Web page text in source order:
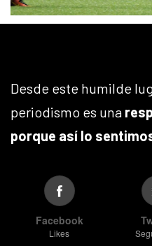
Desde este humilde
periodismo es una
porque así lo
Facebook
Likes